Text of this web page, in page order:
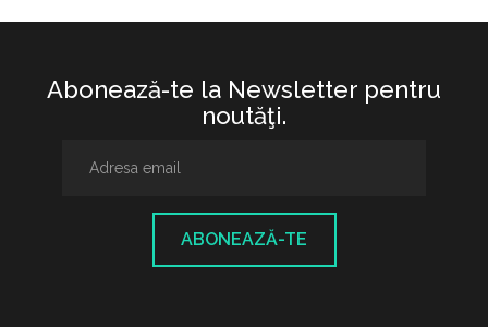
Abonează-te la Newsletter pentru
noutăţi.
ABONEAZĂ-TE